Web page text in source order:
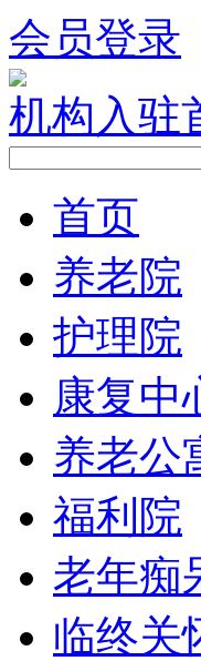
会员登录
机构入驻
首页
养老院
护理院
康复中
养老公
福利院
老年痴
临终关